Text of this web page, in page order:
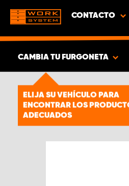
CONTACTO
CAMBIA TU FURGONETA
ELIJA SU VEHÍCULO PARA
ENCONTRAR LOS
ADECUADOS
MOSTRAR
PRODUCTOS
Estanterías para